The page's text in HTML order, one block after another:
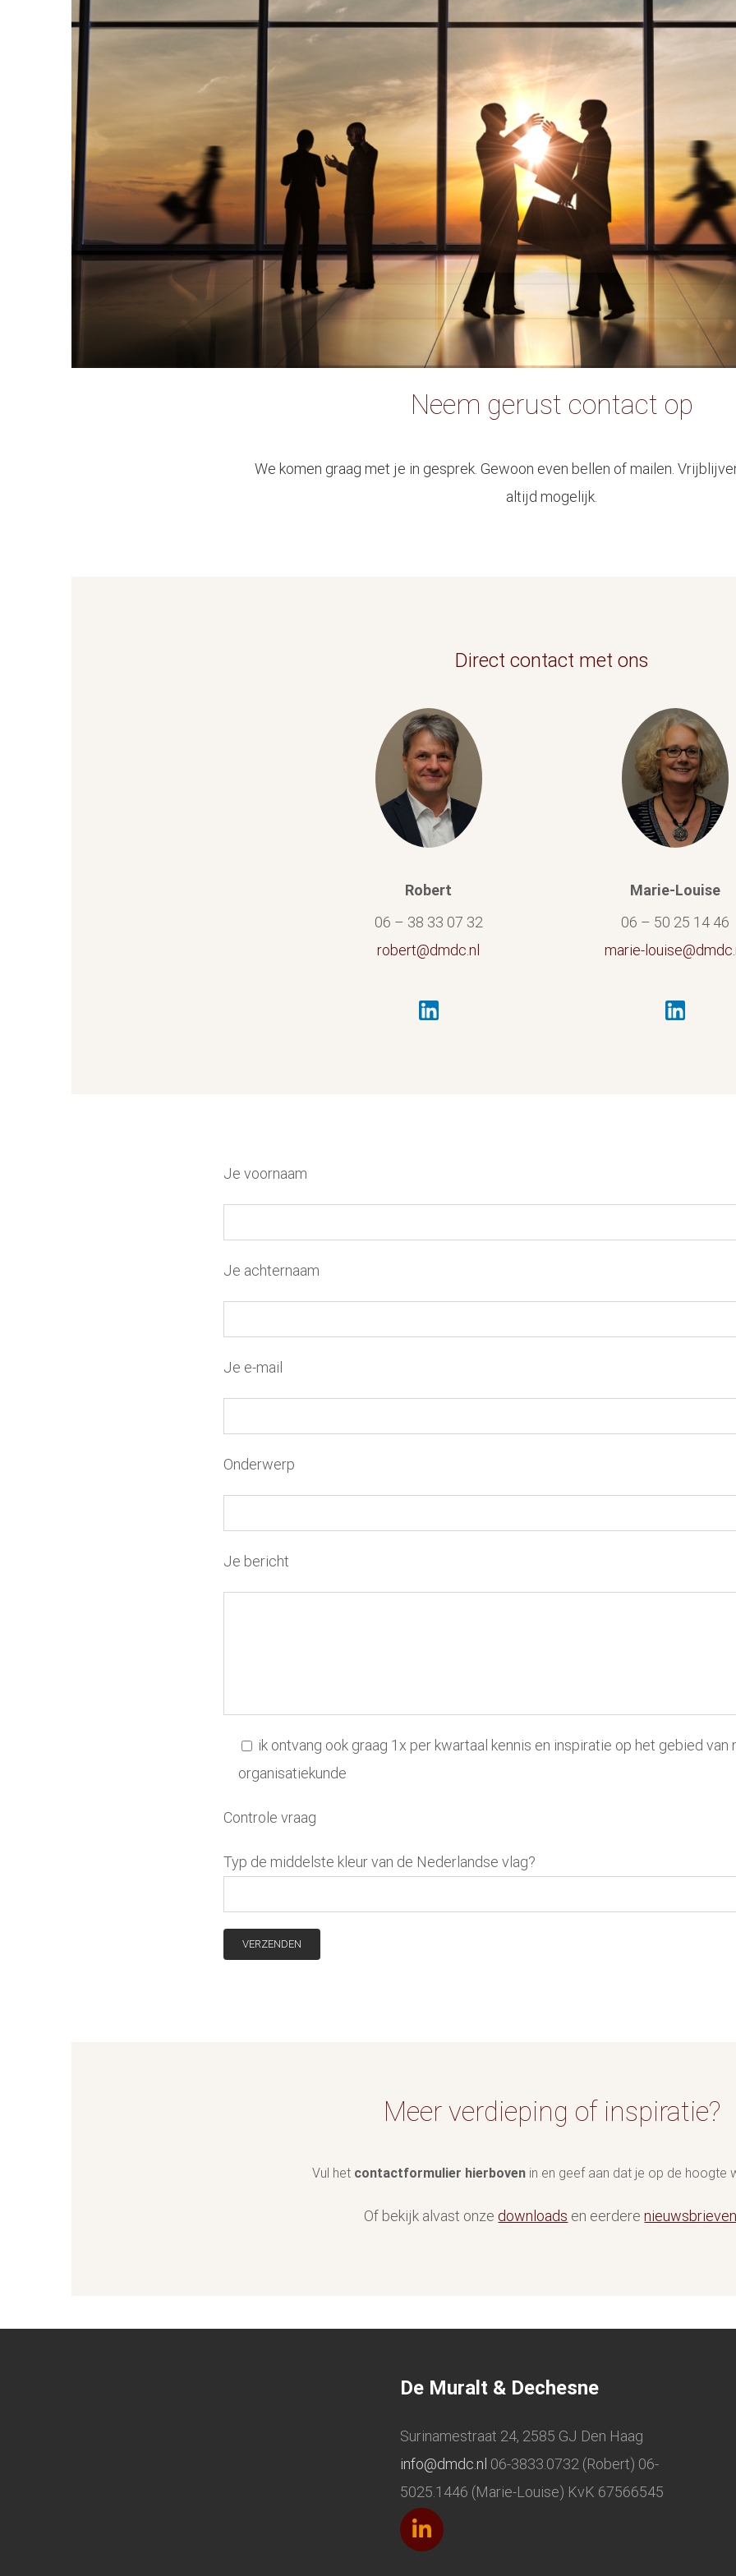
Neem gerust contact op
We komen graag met je in gesprek. Gewoon even bellen of mailen.
altijd mogelijk.
Direct contact met ons
Robert
06 – 38 33 07 32
robert@dmdc.nl
Marie-Louise
06 – 50 25 14 46
marie-
Je voornaam
Je achternaam
Je e-mail
Onderwerp
Je bericht
ik ontvang ook graag 1x per kwartaal kennis en inspiratie op het gebied van
organisatiekunde
Controle vraag
Typ de middelste kleur van de Nederlandse vlag?
Meer verdieping of inspiratie?
Vul het contactformulier hierboven in en geef aan dat je op de hoogte
Of bekijk alvast onzedownloads en eerdere
De Muralt & Dechesne
Surinamestraat 24, 2585 GJ Den Haag
info@dmdc.nl 06-3833.0732 (Robert) 06-
5025.1446 (Marie-Louise) KvK 67566545